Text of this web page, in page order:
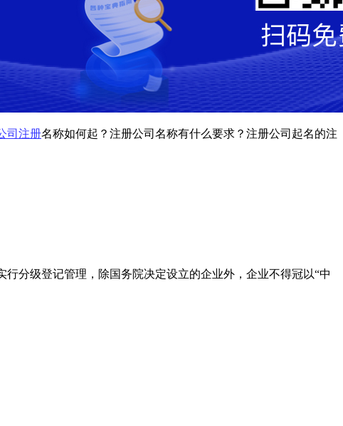
司注册名称如何起？注册公司名称有什么要求？注册公司起名的注
分级登记管理，除国务院决定设立的企业外，企业不得冠以“中